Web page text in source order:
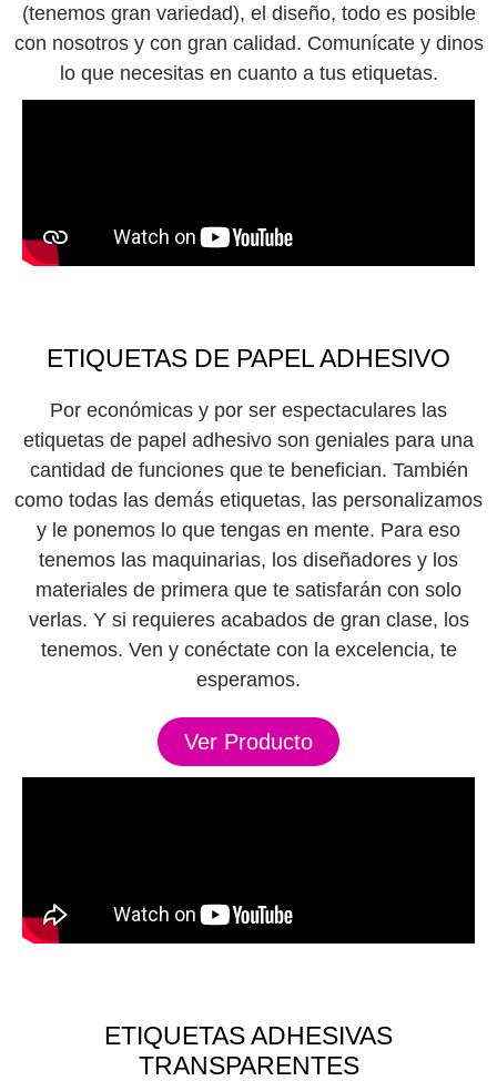
(tenemos gran variedad), el diseño, todo es posible
con nosotros y con gran calidad. Comunícate y dinos
lo que necesitas en cuanto a tus etiquetas.
ETIQUETAS DE PAPEL ADHESIVO
Por económicas y por ser espectaculares las
etiquetas de papel adhesivo son geniales para una
cantidad de funciones que te benefician. También
como todas las demás etiquetas, las personalizamos
y le ponemos lo que tengas en mente. Para eso
tenemos las maquinarias, los diseñadores y los
materiales de primera que te satisfarán con solo
verlas. Y si requieres acabados de gran clase, los
tenemos. Ven y conéctate con la excelencia, te
esperamos.
Ver Producto
ETIQUETAS ADHESIVAS
TRANSPARENTES